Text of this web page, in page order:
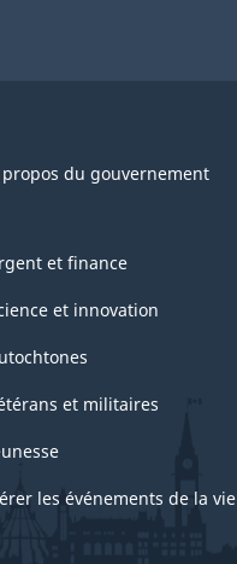
propos du gouvernement
et finance
et innovation
et militaires
les événements de la vie